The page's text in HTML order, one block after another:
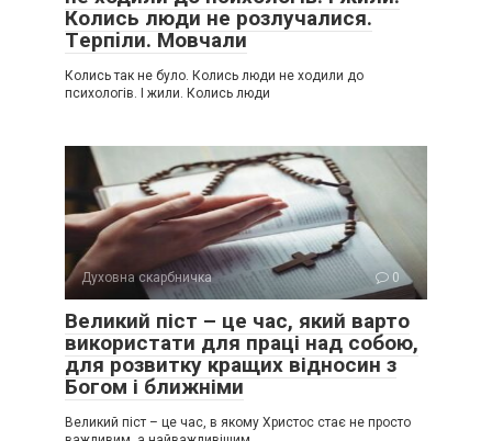
Колись люди не розлучалися.
Тepпiли. Мовчали
Колись так не було. Колись люди не ходили до
психологів. І жили. Колись люди
Духовна скарбничка 0
Великий піст – це час, який варто
використати для праці над собою,
для розвитку кращих відносин з
Богом і ближніми
Великий піст – це час, в якому Христос стає не просто